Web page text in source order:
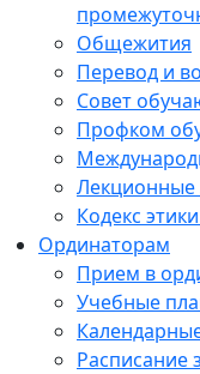
Общежития
Перевод и
Совет
Профком
Лекционные
Кодекс
Ординаторам
Прием в
Учебные
Расписание